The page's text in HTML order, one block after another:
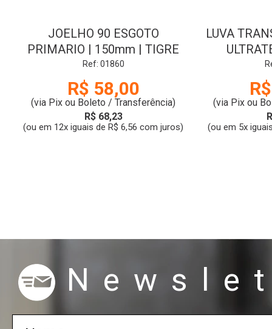
JOELHO 90 ESGOTO
PRIMARIO | 150mm | TIGRE
Ref: 01860
R$ 58,00
(via Pix ou Boleto / Transferência)
R$ 68,23
(ou em 12x iguais de R$ 6,56 com juros)
LUVA
(via Pix ou
(ou em 5x